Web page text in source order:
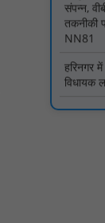
हरिनगर में
विधायक
बैठक
हड़ताल